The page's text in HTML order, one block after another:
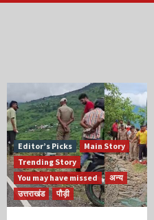
Editor’s Picks
Main Story
Trending Story
You may have missed
अन्य
उत्तराखंड
पौड़ी